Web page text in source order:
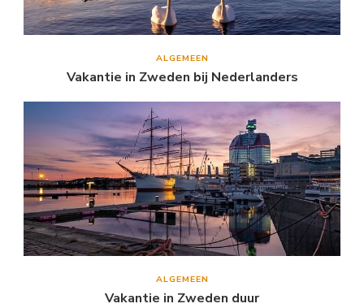
ALGEMEEN
Vakantie in Zweden bij Nederlanders
ALGEMEEN
Vakantie in Zweden duur